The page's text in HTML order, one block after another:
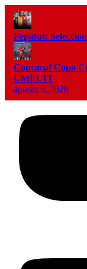
Fepafut:
Concacaf Copa
UMECIT
agosto 9, 2026